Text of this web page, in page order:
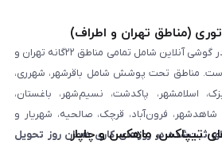
(مناطق تهران و اطراف)
ارسال از طریق پیک موتوری در گوشی آنلاین شامل تمامی مناطق ۲۲گانه تهران و
مناطق تحت پوشش شامل باقرشهر، شهرری،
اسلامشهر، پاکدشت، نسیم‌شهر، باغستان،
شاهدشهر، فرون‌آباد، قرچک، صالحیه، شهریار و
ثبت‌شده در روزهای کاری همان روز تحویل
تیپاکس، ماهکس و چاپار